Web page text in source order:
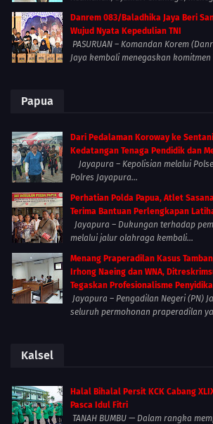
Danrem 083/Baladhika Jaya Beri
Wujud Nyata Kepedulian TNI
PASURUAN – Komandan Korem
Jaya kembali menegaskan komitmen
Papua
Dari Pedalaman Koroway ke
Kedatangan Tenaga Pendidik dan
Jayapura – Kepolisian melalui
Polres Jayapura...
Perhatian Polda Papua, Atlet
Terima Bantuan Perlengkapan
Jayapura – Dukungan terhadap
melalui jalur olahraga kembali...
Menang Praperadilan Kasus
Irhong Naeing dan WNA,
Tegaskan Profesionalisme
Jayapura – Pengadilan Negeri (PN)
seluruh permohonan praperadilan
Kalsel
Halal Bihalal Persit KCK Cabang
Pasca Idul Fitri
TANAH BUMBU — Dalam rangka